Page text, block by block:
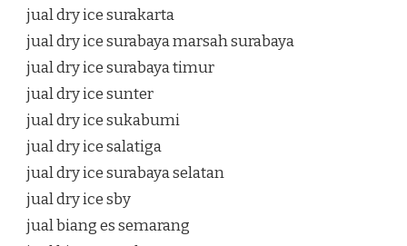
jual dry ice surakarta
jual dry ice surabaya marsah surabaya
jual dry ice surabaya timur
jual dry ice sunter
jual dry ice sukabumi
jual dry ice salatiga
jual dry ice surabaya selatan
jual dry ice sby
jual biang es semarang